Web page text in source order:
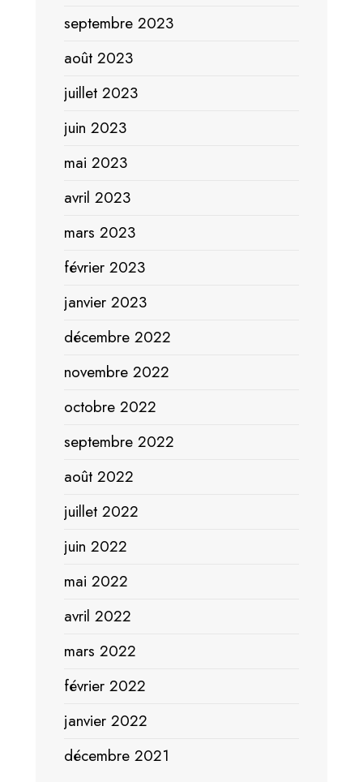
septembre 2023
août 2023
juillet 2023
juin 2023
mai 2023
avril 2023
mars 2023
février 2023
janvier 2023
décembre 2022
novembre 2022
octobre 2022
septembre 2022
août 2022
juillet 2022
juin 2022
mai 2022
avril 2022
mars 2022
février 2022
janvier 2022
décembre 2021